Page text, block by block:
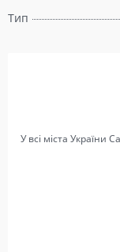
Тип
У всі міста України